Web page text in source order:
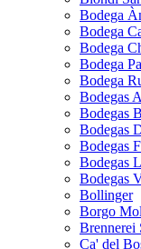
Bodega
Bodega
Bodega
Bodega
Bodega
Bodegas
Bodegas
Bodegas
Bodegas
Bodegas
Bodegas
Bollinger
Borgo
Brennerei
Ca' del